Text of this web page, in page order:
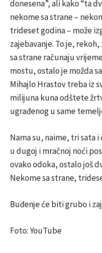
donesena”, ali kako “ta
nekome sa strane –
trideset godina – može
zajebavanje. To je,
sa strane računaju
mostu, ostalo je možda
Mihajlo Hrastov treba iz
milijuna kuna odštete
ugrađenog u same
Nama su, naime, tri
u dugoj i mračnoj noći
ovako odoka, ostalo još
Nekome sa strane,
Buđenje će biti grubo i
Foto: YouTube